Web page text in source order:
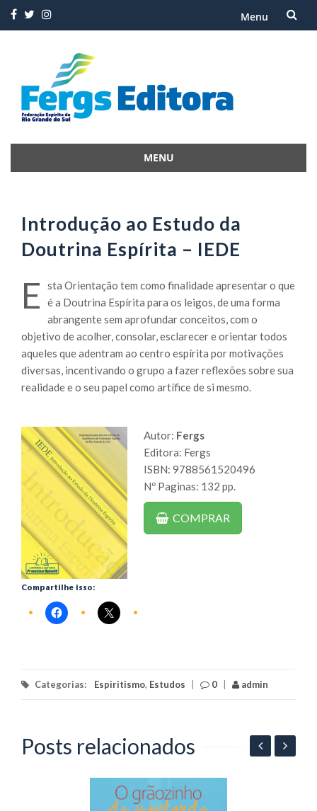
Menu
to
content
MENU
Introdução ao Estudo da
Doutrina Espírita – IEDE
E
sta Orientação tem como finalidade apresentar o que
é a Doutrina Espírita para os leigos, de uma forma
abrangente sem aprofundar conceitos, com o
objetivo de acolher, consolar, esclarecer e orientar todos
aqueles que adentram ao centro espírita por motivações
diversas, incentivando o grupo a fazer reflexões sobre sua
realidade e o seu papel como artífice de si mesmo.
Autor: Fergs
Editora: Fergs
ISBN: 9788561520496
Nº Paginas: 132 pp.
COMPRAR
Compartilhe isso:
Categorias: Espiritismo, Estudos 0 admin
Posts relacionados